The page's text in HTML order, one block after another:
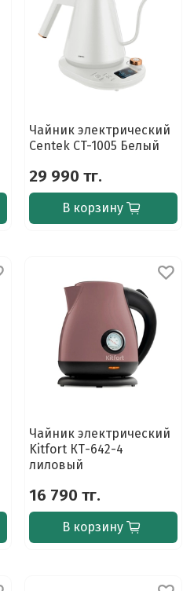
Чайник электрический
Centek CT-1005 Белый
29 990 тг.
В корзину
Чайник электрический
Kitfort КТ-642-4
лиловый
16 790 тг.
В корзину